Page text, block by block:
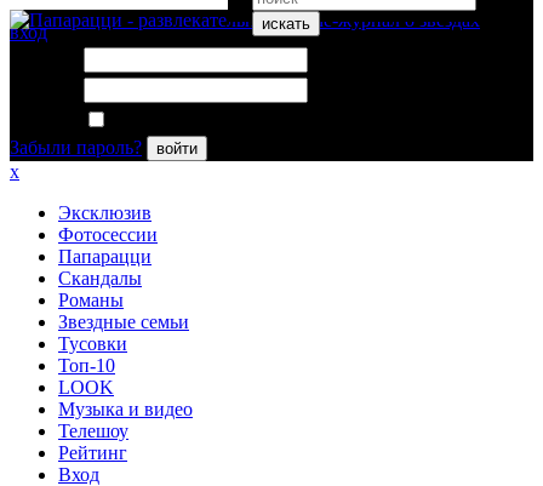
искать
вход
Забыли пароль?
войти
x
Эксклюзив
Фотосессии
Папарацци
Скандалы
Романы
Звездные семьи
Тусовки
Топ-10
LOOK
Музыка и видео
Телешоу
Рейтинг
Вход